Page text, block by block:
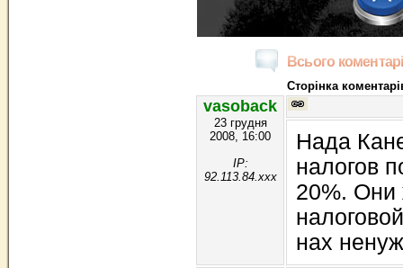
Всього
Сторінка
vasoback
23 грудня
2008, 16:00
IP:
92.113.84.xxx
Нада
налогов
20%. Они
нах